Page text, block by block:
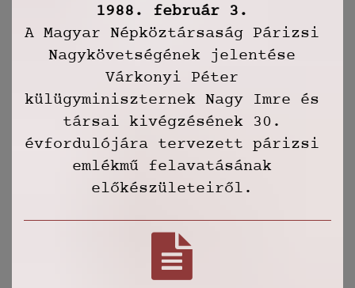
1988. február 3.
A Magyar Népköztársaság Párizsi
Nagykövetségének jelentése
Várkonyi Péter
külügyminiszternek Nagy Imre és
társai kivégzésének 30.
évfordulójára tervezett párizsi
emlékmű felavatásának
előkészületeiről.